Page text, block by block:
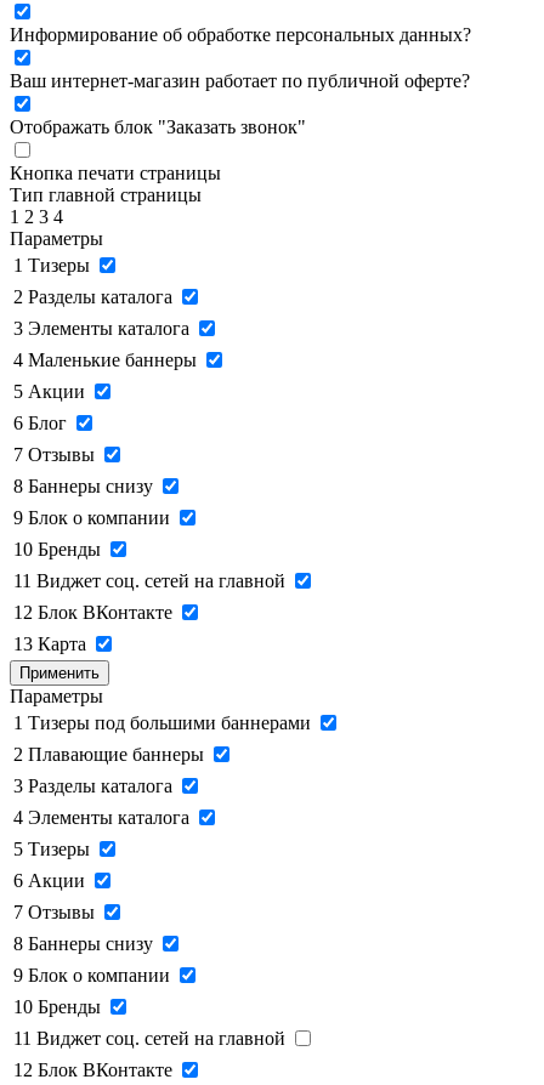
Информирование об обработке персональных данных?
Ваш интернет-магазин работает по публичной оферте?
Отображать блок "Заказать звонок"
Кнопка печати страницы
Тип главной страницы
1 2 3 4
Параметры
1 Тизеры
2 Разделы каталога
3 Элементы каталога
4 Маленькие баннеры
5 Акции
6 Блог
7 Отзывы
8 Баннеры снизу
9 Блок о компании
10 Бренды
11 Виджет соц. сетей на главной
12 Блок ВКонтакте
13 Карта
Применить
Параметры
1 Тизеры под большими баннерами
2 Плавающие баннеры
3 Разделы каталога
4 Элементы каталога
5 Тизеры
6 Акции
7 Отзывы
8 Баннеры снизу
9 Блок о компании
10 Бренды
11 Виджет соц. сетей на главной
12 Блок ВКонтакте